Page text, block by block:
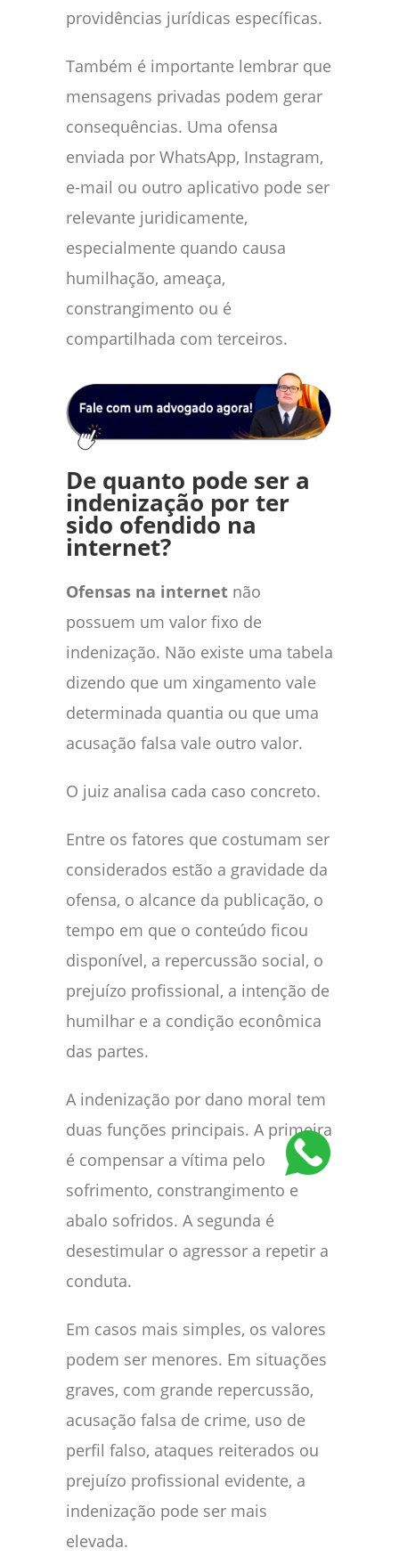
providências jurídicas específicas.
Também é importante lembrar que
mensagens privadas podem gerar
consequências. Uma ofensa
enviada por WhatsApp, Instagram,
e-mail ou outro aplicativo pode ser
relevante juridicamente,
especialmente quando causa
humilhação, ameaça,
constrangimento ou é
compartilhada com terceiros.
De quanto pode ser a
indenização por ter
sido ofendido na
internet?
Ofensas na internet não
possuem um valor fixo de
indenização. Não existe uma tabela
dizendo que um xingamento vale
determinada quantia ou que uma
acusação falsa vale outro valor.
O juiz analisa cada caso concreto.
Entre os fatores que costumam ser
considerados estão a gravidade da
ofensa, o alcance da publicação, o
tempo em que o conteúdo ficou
disponível, a repercussão social, o
prejuízo profissional, a intenção de
humilhar e a condição econômica
das partes.
A indenização por dano moral tem
duas funções principais. A primeira
é compensar a vítima pelo
sofrimento, constrangimento e
abalo sofridos. A segunda é
desestimular o agressor a repetir a
conduta.
Em casos mais simples, os valores
podem ser menores. Em situações
graves, com grande repercussão,
acusação falsa de crime, uso de
perfil falso, ataques reiterados ou
prejuízo profissional evidente, a
indenização pode ser mais
elevada.